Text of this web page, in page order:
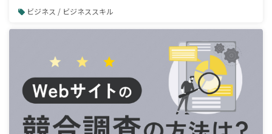
ビジネス / ビジネススキル